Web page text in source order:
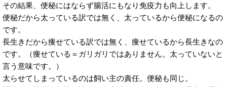
その結果、便秘にはならず腸活にもなり免疫力も向上します。
便秘だから太っている訳では無く、太っているから便秘になるの
です。
長生きだから痩せている訳では無く、痩せているから長生きなの
です。（痩せている＝ガリガリではありません。太っていないと
言う意味です。）
太らせてしまっているのは飼い主の責任。便秘も同じ。